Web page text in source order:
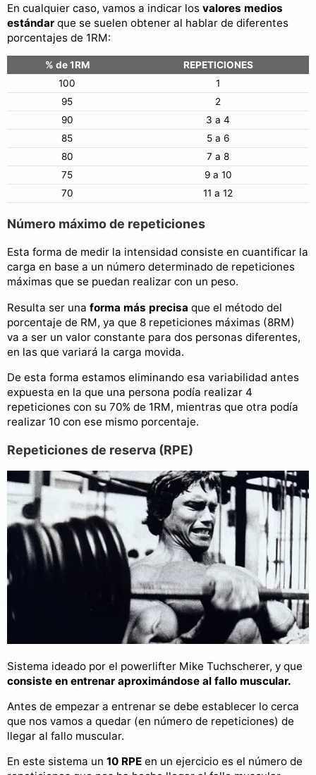
En cualquier caso, vamos a indicar los valores medios
estándar que se suelen obtener al hablar de diferentes
porcentajes de 1RM:
% de 1RM
REPETICIONES
100
1
95
2
90
3 a 4
85
5 a 6
80
7 a 8
75
9 a 10
70
11 a 12
Número máximo de repeticiones
Esta forma de medir la intensidad consiste en cuantificar la
carga en base a un número determinado de repeticiones
máximas que se puedan realizar con un peso.
Resulta ser una forma más precisa que el método del
porcentaje de RM, ya que 8 repeticiones máximas (8RM)
va a ser un valor constante para dos personas diferentes,
en las que variará la carga movida.
De esta forma estamos eliminando esa variabilidad antes
expuesta en la que una persona podía realizar 4
repeticiones con su 70% de 1RM, mientras que otra podía
realizar 10 con ese mismo porcentaje.
Repeticiones de reserva (RPE)
Sistema ideado por el powerlifter Mike Tuchscherer, y que
consiste en entrenar aproximándose al fallo muscular.
Antes de empezar a entrenar se debe establecer lo cerca
que nos vamos a quedar (en número de repeticiones) de
llegar al fallo muscular.
En este sistema un 10 RPE en un ejercicio es el número de